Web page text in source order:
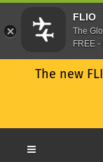
The new
FLIO
The
FREE -